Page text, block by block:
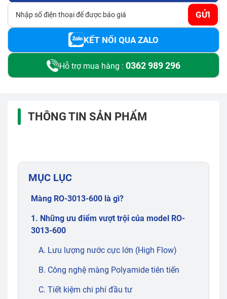
GỬI
KẾT NỐI QUA ZALO
Hỗ trợ mua hàng : 0362 989 296
THÔNG TIN SẢN PHẨM
MỤC LỤC
Màng RO-3013-600 là gì?
1. Những ưu điểm vượt trội của model RO-
3013-600
A. Lưu lượng nước cực lớn (High Flow)
B. Công nghệ màng Polyamide tiên tiến
C. Tiết kiệm chi phí đầu tư